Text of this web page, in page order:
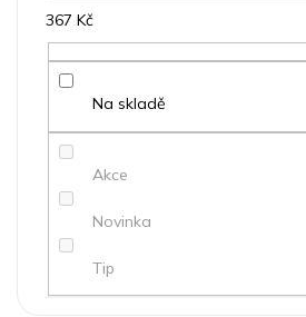
o
k
367 Kč
Na skladě
Akce
Novinka
Tip